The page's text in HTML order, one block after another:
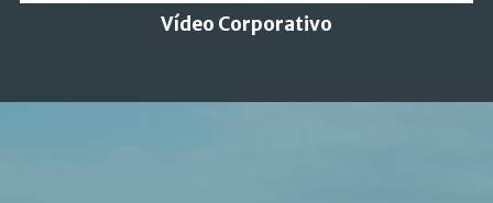
Vídeo Corporativo